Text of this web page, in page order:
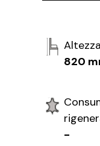
Altezza
820
-